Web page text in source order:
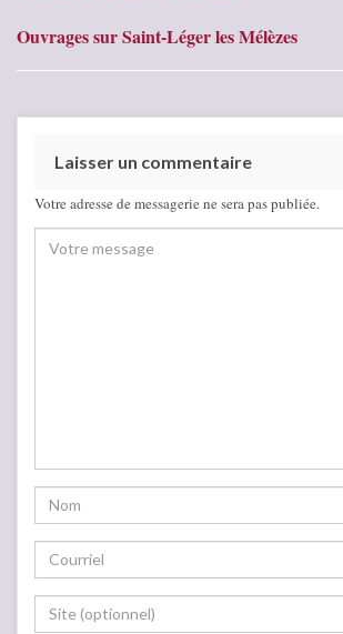
Ouvrages sur Saint-Léger les Mélèzes
Laisser un commentaire
Votre adresse de messagerie ne sera pas publiée.